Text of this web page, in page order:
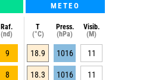
METEO
Raf.
(nd)
T
(°C)
Press.
(hPa)
Visib.
(M)
9 18.9 1016 11
8 18.3 1016 11